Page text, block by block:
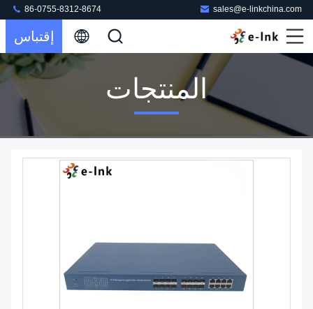
sales@e-linkchina.com
86-0755-8312-8674
إقتباس
المنتجات